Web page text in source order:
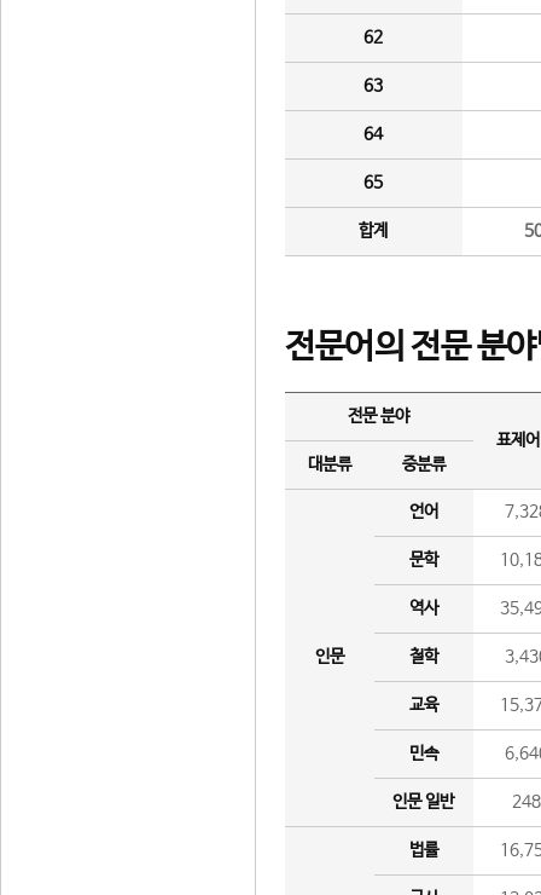
62
63
64
65
합계
전문어의 전문 분
전문 분야
표제
대분류
중분류
인문
언어
문학
역사
철학
교육
민속
인문 일반 248
법률